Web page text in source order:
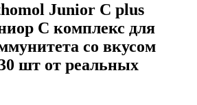
Junior C plus
С комплекс для
со вкусом
шт от реальных